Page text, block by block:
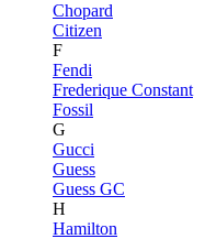
Chopard
Citizen
F
Fendi
Frederique Constant
Fossil
G
Gucci
Guess
Guess GC
H
Hamilton